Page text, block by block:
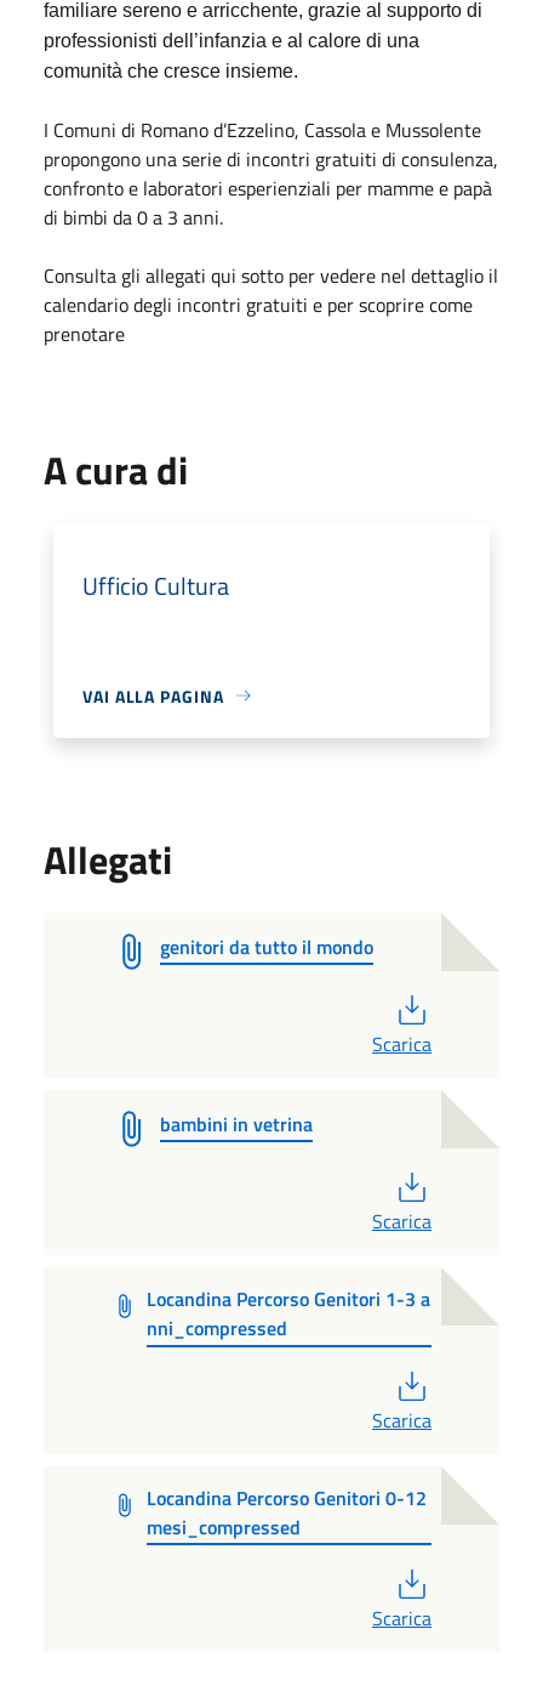
familiare sereno e arricchente, grazie al supporto di
professionisti dell’infanzia e al calore di una
comunità che cresce insieme.
I Comuni di Romano d’Ezzelino, Cassola e Mussolente
propongono una serie di incontri gratuiti di consulenza,
confronto e laboratori esperienziali per mamme e papà
di bimbi da 0 a 3 anni.
Consulta gli allegati qui sotto per vedere nel dettaglio il
calendario degli incontri gratuiti e per scoprire come
prenotare
A cura di
Ufficio Cultura
VAI ALLA PAGINA
Allegati
genitori da tutto il mondo
Scarica
bambini in vetrina
Scarica
Locandina Percorso Genitori 1-3 a
nni_compressed
Scarica
Locandina Percorso Genitori 0-12
mesi_compressed
Scarica